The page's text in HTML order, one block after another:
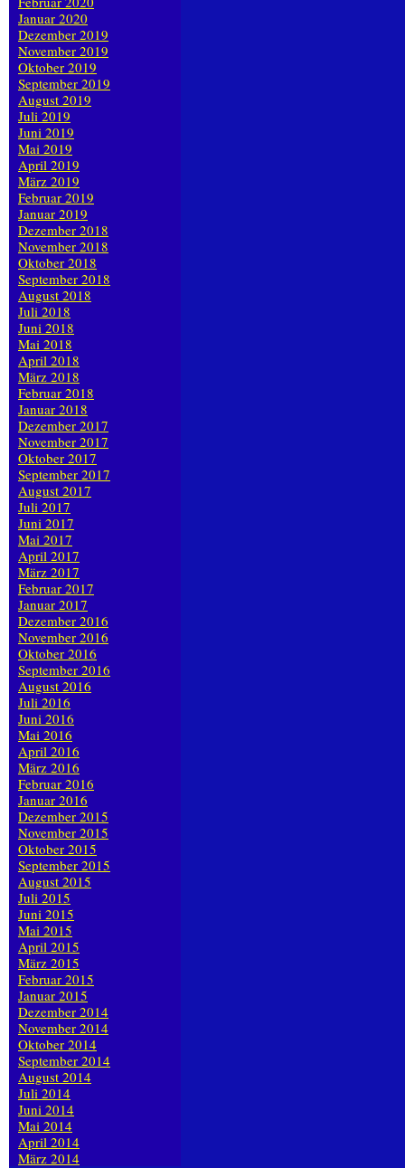
Januar 2020
Dezember 2019
November 2019
Oktober 2019
September 2019
August 2019
Juli 2019
Juni 2019
Mai 2019
April 2019
März 2019
Februar 2019
Januar 2019
Dezember 2018
November 2018
Oktober 2018
September 2018
August 2018
Juli 2018
Juni 2018
Mai 2018
April 2018
März 2018
Februar 2018
Januar 2018
Dezember 2017
November 2017
Oktober 2017
September 2017
August 2017
Juli 2017
Juni 2017
Mai 2017
April 2017
März 2017
Februar 2017
Januar 2017
Dezember 2016
November 2016
Oktober 2016
September 2016
August 2016
Juli 2016
Juni 2016
Mai 2016
April 2016
März 2016
Februar 2016
Januar 2016
Dezember 2015
November 2015
Oktober 2015
September 2015
August 2015
Juli 2015
Juni 2015
Mai 2015
April 2015
März 2015
Februar 2015
Januar 2015
Dezember 2014
November 2014
Oktober 2014
September 2014
August 2014
Juli 2014
Juni 2014
Mai 2014
April 2014
März 2014